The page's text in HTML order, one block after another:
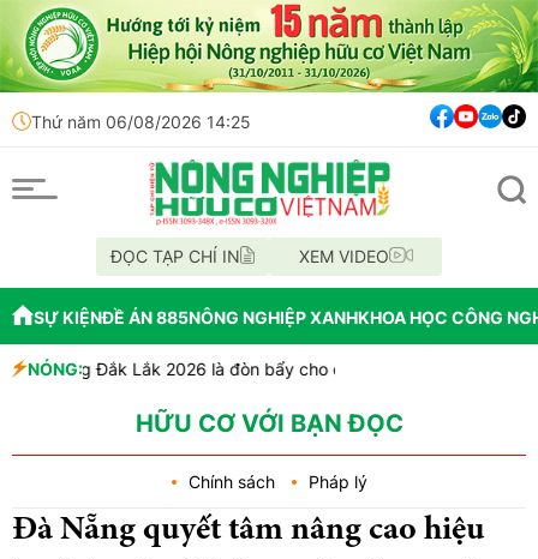
Thứ năm 06/08/2026 14:25
ĐỌC TẠP CHÍ IN XEM VIDEO
SỰ KIỆNĐỀ ÁN 885NÔNG NGHIỆP XANHKHOA HỌC CÔNG
NÓNG:
Đắk Lắk 2026 là đòn bẩy cho quảng bá thương hiệu và thu hút
Hỗ trợ người dân bỏ nghề giết mổ chó mèo
HỮU CƠ VỚI BẠN ĐỌC
Chính sách Pháp lý
Đà Nẵng quyết tâm nâng cao hiệu